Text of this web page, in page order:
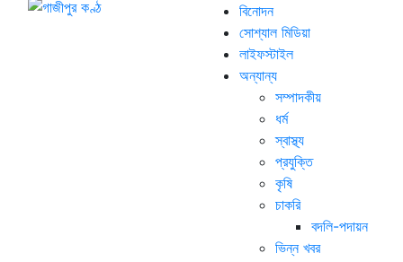
বিনোদন
সোশ্যাল মিডিয়া
লাইফস্টাইল
অন্যান্য
সম্পাদকীয়
ধর্ম
স্বাস্থ্য
প্রযুক্তি
কৃষি
চাকরি
বদলি-পদায়ন
ভিন্ন খবর